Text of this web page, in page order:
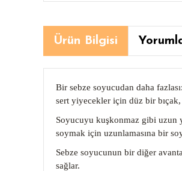
Ürün Bilgisi
Bir sebze soyucudan daha
sert yiyecekler için düz bir
Soyucuyu kuşkonmaz gibi uzun
soymak için uzunlamasına bir
Sebze soyucunun bir diğer
sağlar.